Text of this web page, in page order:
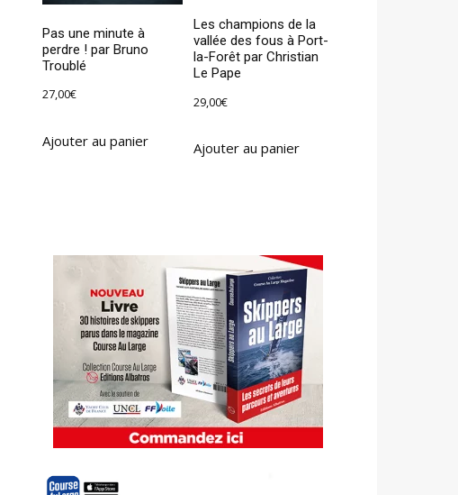
Pas une minute à
perdre ! par Bruno
Troublé
27,00€
Ajouter au panier
Les champions de la
vallée des fous à Port-
la-Forêt par Christian
Le Pape
29,00€
Ajouter au panier